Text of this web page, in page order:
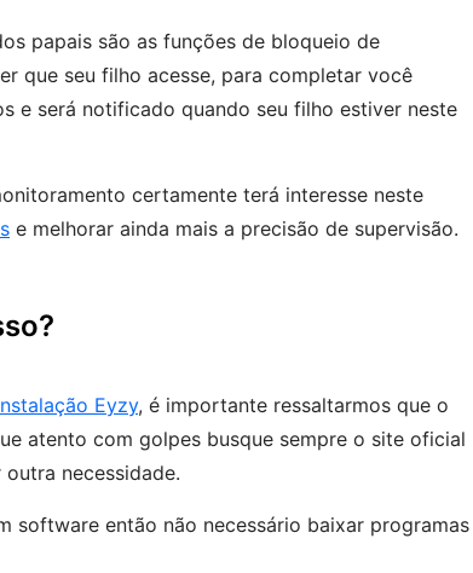
papais são as funções de bloqueio de
que seu filho acesse, para completar você
e será notificado quando seu filho estiver neste
certamente terá interesse neste
e melhorar ainda mais a precisão de supervisão.
Eyzy, é importante ressaltarmos que o
atento com golpes busque sempre o site oficial
necessidade.
software então não necessário baixar programas